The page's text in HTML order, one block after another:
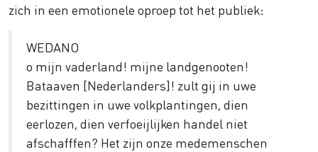
zich in een emotionele oproep tot het publiek:
WEDANO
o mijn vaderland! mijne landgenooten!
Bataaven [Nederlanders]! zult gij in uwe
bezittingen in uwe volkplantingen, dien
eerlozen, dien verfoeijlijken handel niet
afschafffen? Het zijn onze medemenschen